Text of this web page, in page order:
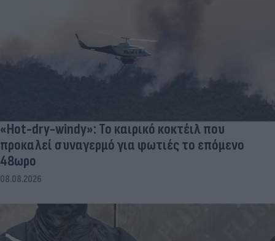
«Hot-dry-windy»: Το καιρικό κοκτέιλ που
προκαλεί συναγερμό για φωτιές το επόμενο
48ωρο
08.08.2026